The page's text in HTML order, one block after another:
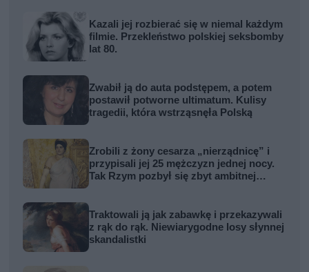
Kazali jej rozbierać się w niemal każdym
filmie. Przekleństwo polskiej seksbomby
lat 80.
Zwabił ją do auta podstępem, a potem
postawił potworne ultimatum. Kulisy
tragedii, która wstrząsnęła Polską
Zrobili z żony cesarza „nierządnicę” i
przypisali jej 25 mężczyzn jednej nocy.
Tak Rzym pozbył się zbyt ambitnej
Traktowali ją jak zabawkę i przekazywali
z rąk do rąk. Niewiarygodne losy słynnej
skandalistki